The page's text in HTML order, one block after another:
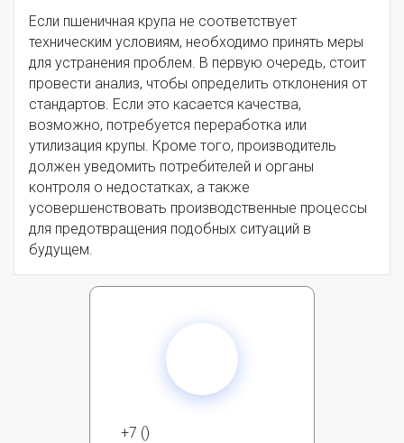
Если пшеничная крупа не соответствует
техническим условиям, необходимо принять меры
для устранения проблем. В первую очередь, стоит
провести анализ, чтобы определить отклонения от
стандартов. Если это касается качества,
возможно, потребуется переработка или
утилизация крупы. Кроме того, производитель
должен уведомить потребителей и органы
контроля о недостатках, а также
усовершенствовать производственные процессы
для предотвращения подобных ситуаций в
будущем.
+7 ()